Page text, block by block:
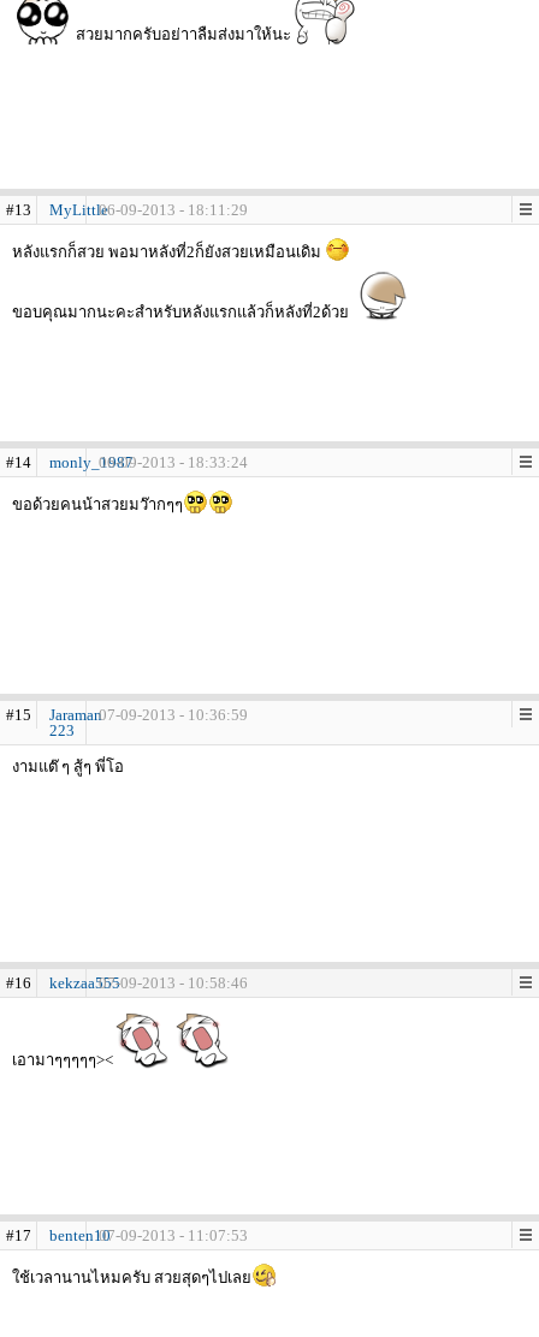
สวยมากครับอย่าาลืมส่งมาให้นะ
#13 MyLittle06-09-2013 - 18:11:29
หลังแรกก็สวย พอมาหลังที่2ก็ยังสวยเหมือนเดิม
ขอบคุณมากนะคะสำหรับหลังแรกแล้วก็หลังที่2ด้วย
#14 monly_198706-09-2013 - 18:33:24
ขอด้วยคนน้าสวยมว๊ากๆๆ
#15
Jaraman
223
07-09-2013 - 10:36:59
งามแต๊ ๆ สู้ๆ พี่โอ
#16 kekzaa55507-09-2013 - 10:58:46
เอามาๆๆๆๆๆ><
#17 benten1007-09-2013 - 11:07:53
ใช้เวลานานไหมครับ สวยสุดๆไปเลย